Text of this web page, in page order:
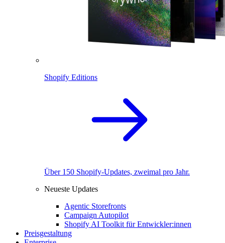
Shopify Editions
Über 150 Shopify-Updates, zweimal pro Jahr.
Neueste Updates
Agentic Storefronts
Campaign Autopilot
Shopify AI Toolkit für Entwickler:innen
Preisgestaltung